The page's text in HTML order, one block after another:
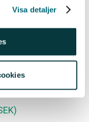
Visa detaljer
A SEK